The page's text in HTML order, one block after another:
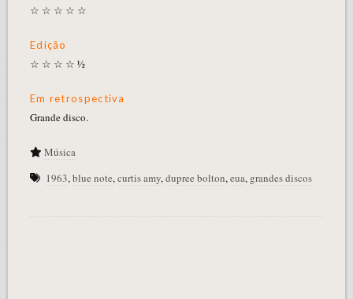
☆ ☆ ☆ ☆ ☆
Edição
☆ ☆ ☆ ☆ ½
Em retrospectiva
Grande disco.
Música
1963,blue note,curtis amy,dupree bolton,eua, grandes discos